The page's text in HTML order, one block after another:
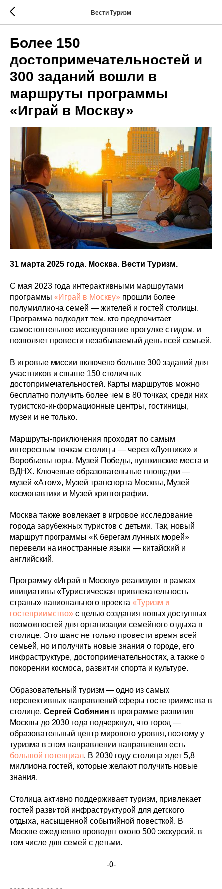
Вести Туризм
Более 150
достопримечательностей и
300 заданий вошли в
маршруты программы
«Играй в Москву»
31 марта 2025 года. Москва. Вести Туризм.
С мая 2023 года интерактивными маршрутами
программы «Играй в Москву» прошли более
полумиллиона семей — жителей и гостей столицы.
Программа подходит тем, кто предпочитает
самостоятельное исследование прогулке с гидом, и
позволяет провести незабываемый день всей семьей.
В игровые миссии включено больше 300 заданий для
участников и свыше 150 столичных
достопримечательностей. Карты маршрутов можно
бесплатно получить более чем в 80 точках, среди них
туристско-информационные центры, гостиницы,
музеи и не только.
Маршруты-приключения проходят по самым
интересным точкам столицы — через «Лужники» и
Воробьевы горы, Музей Победы, пушкинские места и
ВДНХ. Ключевые образовательные площадки —
музей «Атом», Музей транспорта Москвы, Музей
космонавтики и Музей криптографии.
Москва также вовлекает в игровое исследование
города зарубежных туристов с детьми. Так, новый
маршрут программы «К берегам лунных морей»
перевели на иностранные языки — китайский и
английский.
Программу «Играй в Москву» реализуют в рамках
инициативы «Туристическая привлекательность
страны» национального проекта «Туризм и
гостеприимство» с целью создания новых доступных
возможностей для организации семейного отдыха в
столице. Это шанс не только провести время всей
семьей, но и получить новые знания о городе, его
инфраструктуре, достопримечательностях, а также о
покорении космоса, развитии спорта и культуре.
Образовательный туризм — одно из самых
перспективных направлений сферы гостеприимства в
столице. Сергей Собянин в программе развития
Москвы до 2030 года подчеркнул, что город —
образовательный центр мирового уровня, поэтому у
туризма в этом направлении направления есть
большой потенциал. В 2030 году столица ждет 5,8
миллиона гостей, которые желают получить новые
знания.
Столица активно поддерживает туризм, привлекает
гостей развитой инфраструктурой для детского
отдыха, насыщенной событийной повесткой. В
Москве ежедневно проводят около 500 экскурсий, в
том числе для семей с детьми.
-0-